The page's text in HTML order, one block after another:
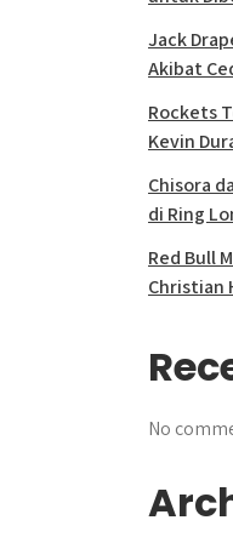
Jack
Akibat
Rockets
Kevin
Chisora
di Ring
Red Bull
Christian
No